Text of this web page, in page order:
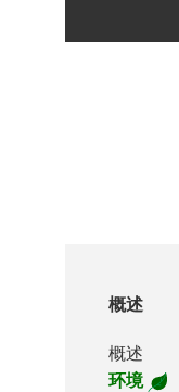
概述
概述
环境